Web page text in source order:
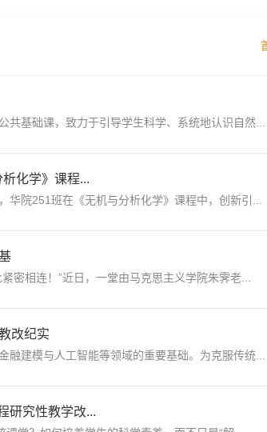
基础课，致力于引导学生科学、系统地认识自然...
化学》课程...
院251班在《无机与分析化学》课程中，创新引...
密相连！”近日，一堂由马克思主义学院朱霁老...
改纪实
建模与人工智能等领域的重要基础。为克服传统...
研究性教学改...